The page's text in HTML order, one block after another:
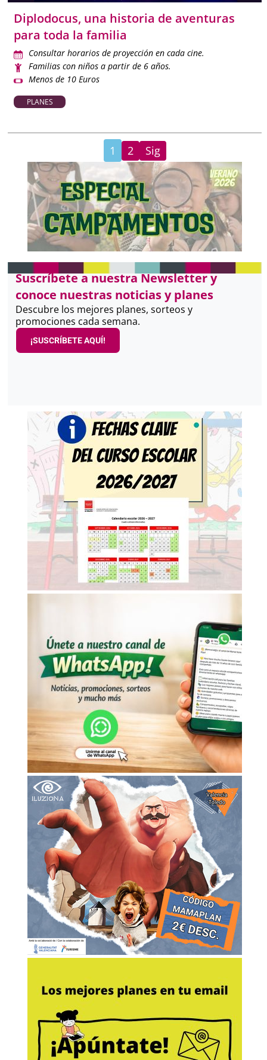
Diplodocus, una historia de aventuras
para toda la familia
Consultar horarios de proyección en cada cine.
Familias con niños a partir de 6 años.
Menos de 10 Euros
PLANES
1 2 Sig
Suscríbete a nuestra Newsletter y
conoce nuestras noticias y planes
Descubre los mejores planes, sorteos y
promociones cada semana.
¡SUSCRÍBETE AQUÍ!